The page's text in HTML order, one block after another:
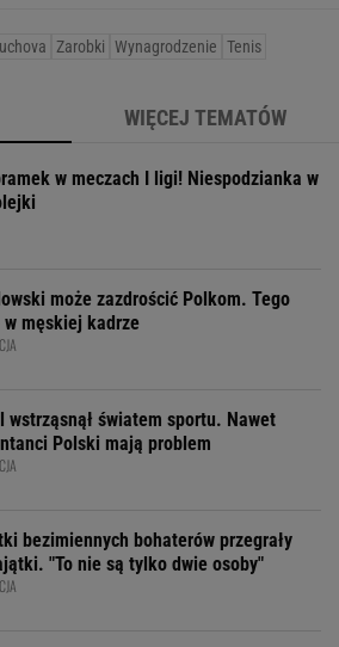
Zarobki Wynagrodzenie Tenis
WIĘCEJ TEMATÓW
w meczach I ligi! Niespodzianka w
może zazdrościć Polkom. Tego
w męskiej kadrze
wstrząsnął światem sportu. Nawet
Polski mają problem
bezimiennych bohaterów przegrały
"To nie są tylko dwie osoby"